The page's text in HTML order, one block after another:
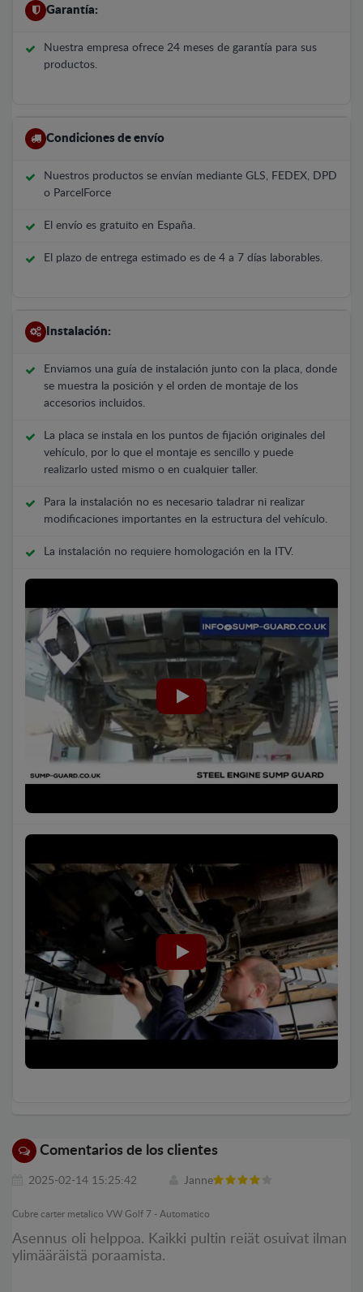
Garantía:
Nuestra empresa ofrece 24 meses de garantía para sus
productos.
Condiciones de envío
Nuestros productos se envían mediante GLS, FEDEX, DPD
o ParcelForce
El envío es gratuito en España.
El plazo de entrega estimado es de 4 a 7 días laborables.
Instalación:
Enviamos una guía de instalación junto con la placa, donde
se muestra la posición y el orden de montaje de los
accesorios incluidos.
La placa se instala en los puntos de fijación originales del
vehículo, por lo que el montaje es sencillo y puede
realizarlo usted mismo o en cualquier taller.
Para la instalación no es necesario taladrar ni realizar
modificaciones importantes en la estructura del vehículo.
La instalación no requiere homologación en la ITV.
Comentarios de los clientes
2025-02-14 15:25:42 Janne
Cubre carter metalico VW Golf 7 - Automatico
Asennus oli helppoa. Kaikki pultin reiät osuivat ilman
ylimääräistä poraamista.